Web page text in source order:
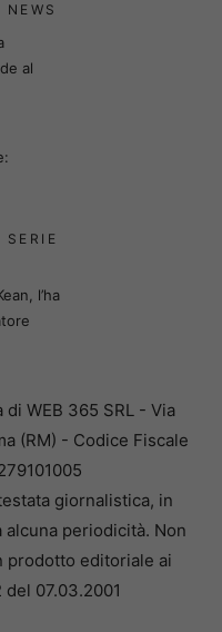
NEWS
al
SERIE
l’ha
WEB 365 SRL - Via
(RM) - Codice Fiscale
giornalistica, in
periodicità. Non
prodotto editoriale ai
07.03.2001